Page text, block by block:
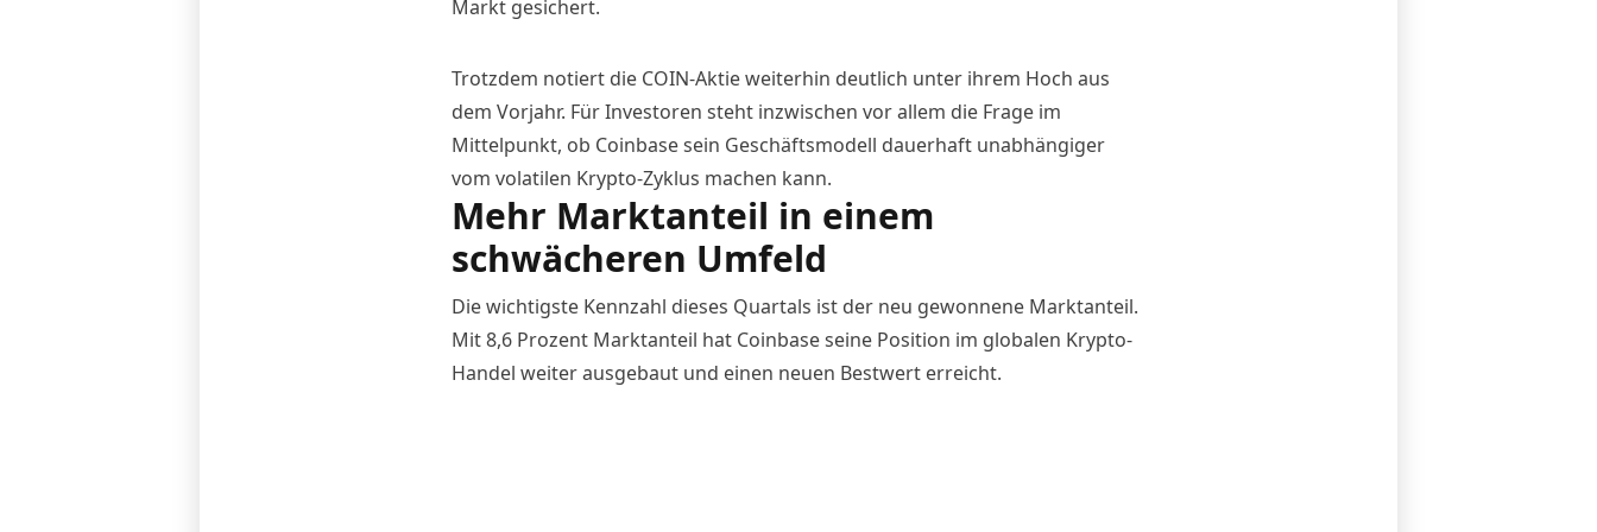
Markt gesichert.
Trotzdem notiert die COIN-Aktie weiterhin deutlich unter ihrem Hoch aus
dem Vorjahr. Für Investoren steht inzwischen vor allem die Frage im
Mittelpunkt, ob Coinbase sein Geschäftsmodell dauerhaft unabhängiger
vom volatilen Krypto-Zyklus machen kann.
Mehr Marktanteil in einem
schwächeren Umfeld
Die wichtigste Kennzahl dieses Quartals ist der neu gewonnene Marktanteil.
Mit 8,6 Prozent Marktanteil hat Coinbaseseine Position im globalen Krypto-
Handel weiter ausgebaut und einen neuen Bestwert erreicht.